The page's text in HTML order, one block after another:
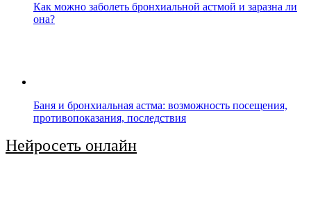
Как можно заболеть бронхиальной астмой и заразна ли
она?
Баня и бронхиальная астма: возможность посещения,
противопоказания, последствия
Нейросеть онлайн